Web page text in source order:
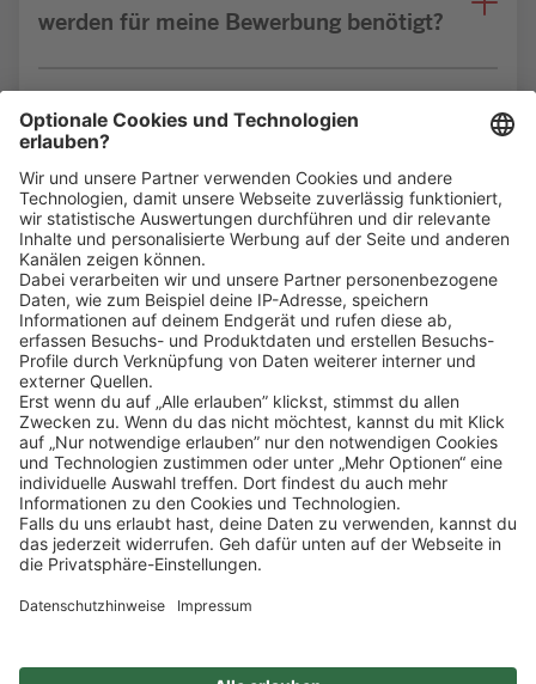
werden für meine Bewerbung benötigt?
Bin ich für die Stelle geeignet?
Klickehier, um alle offenen Jobs zu sehen.
Impressum Datenschutz
Privatsphäre-Einstellungen
FAQ
Veranstaltungen
Sitemap